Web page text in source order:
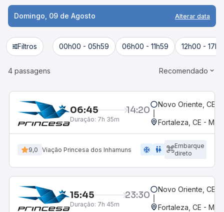
Domingo, 09 de Agosto Alterar data
Filtros 00h00 - 05h59 06h00 - 11h59 12h00 -
4 passagens Recomendado
06:45 14:20
Duração: 7h 35m
Novo Oriente, CE
Fortaleza, CE -
9,0 Viação Princesa dos Inhamuns ac_unit wc
Embarque
direto
15:45 23:30
Duração: 7h 45m
Novo Oriente, CE
Fortaleza, CE -